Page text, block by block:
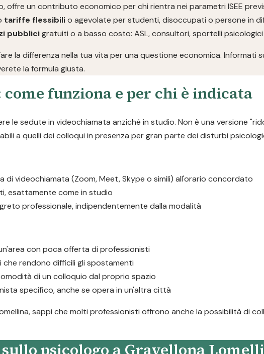
offre un contributo economico per chi rientra nei parametri ISEE
tariffe flessibilio agevolate per studenti, disoccupati o persone in
pubblicigratuiti o a basso costo: ASL, consultori, sportelli
la differenza nella tua vita per una questione economica. Informati
la formula giusta.
funziona e per chi è indicata
le sedute in videochiamata anziché in studio. Non è una versione
a quelli dei colloqui in presenza per gran parte dei disturbi
di videochiamata (Zoom, Meet, Skype o simili) all'orario concordato
esattamente come in studio
professionale, indipendentemente dalla modalità
con poca offerta di professionisti
che rendono difficili gli spostamenti
di un colloquio dal proprio spazio
specifico, anche se opera in un'altra città
sappi che molti professionisti offrono anche la possibilità di
psicologo a Gravellona